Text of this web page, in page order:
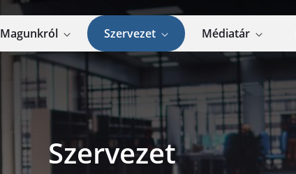
Magunkról Szervezet Médiatár
Szervezet